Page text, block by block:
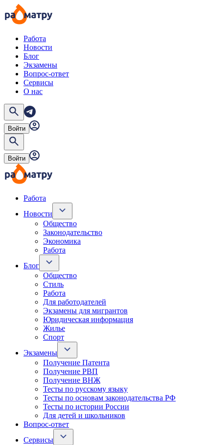
Работа
Новости
Блог
Экзамены
Вопрос-ответ
Сервисы
О нас
Войти
Войти
Работа
Новости
Общество
Законодательство
Экономика
Работа
Блог
Общество
Стиль
Работа
Для работодателей
Экзамены для мигрантов
Юридическая информация
Жилье
Спорт
Экзамены
Получение Патента
Получение РВП
Получение ВНЖ
Тесты по русскому языку
Тесты по основам законодательства РФ
Тесты по истории России
Для детей и школьников
Вопрос-ответ
Сервисы